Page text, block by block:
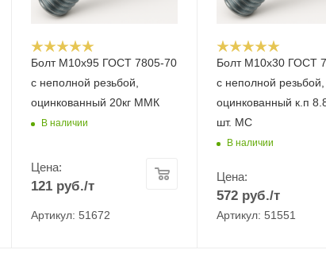
Болт М10x95 ГОСТ 7805-70
с неполной резьбой,
оцинкованный 20кг ММК
В наличии
Цена:
121руб./т
Артикул: 51672
Болт М10x30 ГОСТ
с неполной резьбой,
оцинкованный к.п
шт. МС
В наличии
Цена:
572 руб./т
Артикул: 51551